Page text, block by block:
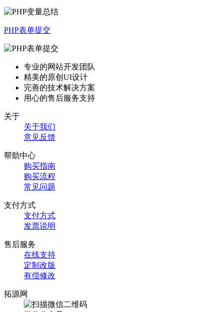
PHP表单提交
专业的网站开发团队
精美的原创UI设计
完善的技术解决方案
用心的售后服务支持
关于
关于我们
意见反馈
帮助中心
购买指南
购买流程
常见问题
支付方式
支付方式
发票说明
售后服务
在线支持
定制改版
有偿修改
拓源网